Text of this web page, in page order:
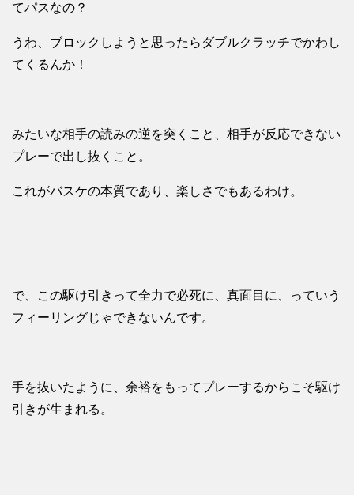
てパスなの？
うわ、ブロックしようと思ったらダブルクラッチでかわし
てくるんか！
みたいな相手の読みの逆を突くこと、相手が反応できない
プレーで出し抜くこと。
これがバスケの本質であり、楽しさでもあるわけ。
で、この駆け引きって全力で必死に、真面目に、っていう
フィーリングじゃできないんです。
手を抜いたように、余裕をもってプレーするからこそ駆け
引きが生まれる。